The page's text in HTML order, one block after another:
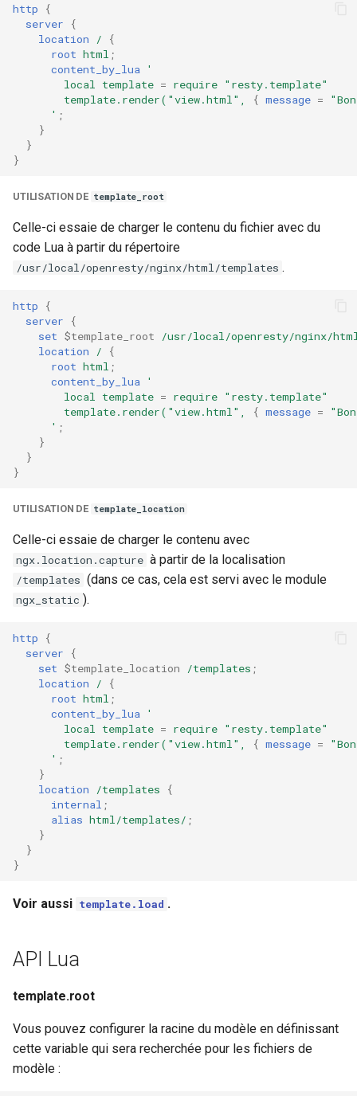
http
{
server
{
location
/
{
root html ;
content_by_lua
'
local
template = require "resty.template"
template.render("view.html",
{ message =
' ;
}
}
}
UTILISATION DE template_root
Celle-ci essaie de charger le contenu du fichier avec du
code Lua à partir du répertoire
/usr/local/openresty/nginx/html/templates .
http
{
server
{
set $template_root
/usr/local/openresty/nginx/
location
/
{
root html ;
content_by_lua
'
local
template = require "resty.template"
template.render("view.html",
{ message =
' ;
}
}
}
UTILISATION DE template_location
Celle-ci essaie de charger le contenu avec
ngx.location.capture à partir de la localisation
/templates (dans ce cas, cela est servi avec le module
ngx_static ).
http
{
server
{
set $template_location /templates ;
location
/
{
root html ;
content_by_lua
'
local
template = require "resty.template"
template.render("view.html",
{ message =
' ;
}
location
/templates
{
internal ;
alias html/templates/ ;
}
}
}
Voir aussi template.load .
API Lua
template.root
Vous pouvez configurer la racine du modèle en définissant
cette variable qui sera recherchée pour les fichiers de
modèle :